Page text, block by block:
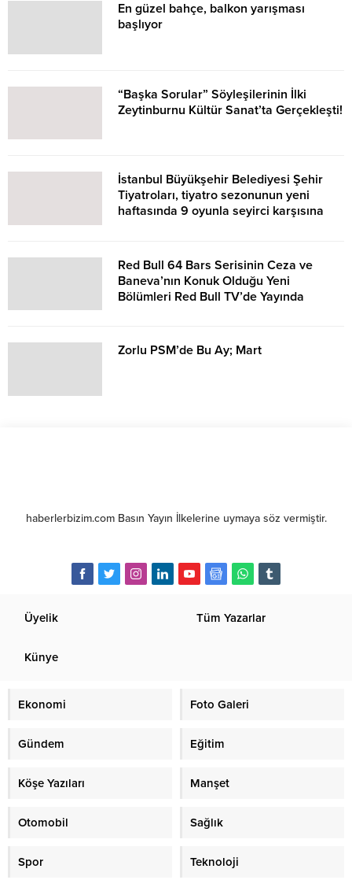
En güzel bahçe, balkon yarışması
başlıyor
“Başka Sorular” Söyleşilerinin İlki
Zeytinburnu Kültür Sanat’ta Gerçekleşti!
İstanbul Büyükşehir Belediyesi Şehir
Tiyatroları, tiyatro sezonunun yeni
haftasında 9 oyunla seyirci karşısına
Red Bull 64 Bars Serisinin Ceza ve
Baneva’nın Konuk Olduğu Yeni
Bölümleri Red Bull TV’de Yayında
Zorlu PSM’de Bu Ay; Mart
haberlerbizim.com Basın Yayın İlkelerine uymaya söz vermiştir.
Üyelik Tüm Yazarlar
Künye
Ekonomi Foto Galeri
Gündem Eğitim
Köşe Yazıları Manşet
Otomobil Sağlık
Spor Teknoloji